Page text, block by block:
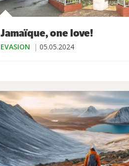
Jamaïque, one love!
EVASION 05.05.2024